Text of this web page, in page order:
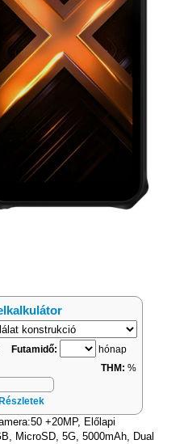
Futamidő:
hónap
THM: %
Részletek
+20MP, Előlapi
MicroSD, 5G, 5000mAh, Dual